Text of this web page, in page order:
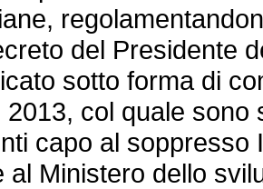
del Presidente
sotto forma di
2013, col quale
capo al
al Ministero dello